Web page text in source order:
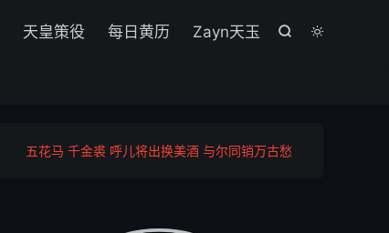


天皇策役 每日黄历 Zayn天玉
五花马 千金裘 呼儿将出换美酒 与尔同销万古愁